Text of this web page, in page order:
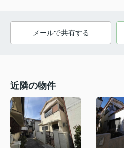
メールで共有する
近隣の物件